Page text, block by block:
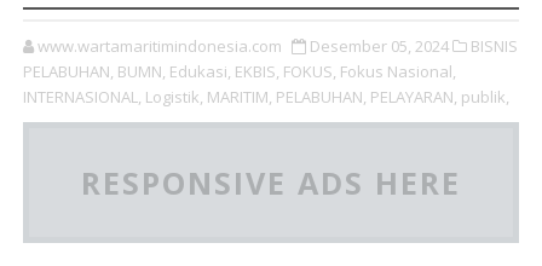
www.wartamaritimindonesia.com Desember 05, 2024
BISNIS
PELABUHAN, BUMN, Edukasi, EKBIS, FOKUS, Fokus Nasional,
INTERNASIONAL, Logistik, MARITIM, PELABUHAN, PELAYARAN, publik,
RESPONSIVE ADS HERE